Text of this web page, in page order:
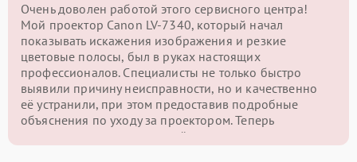
Очень доволен работой этого сервисного центра!
Мой проектор Canon LV-7340, который начал
показывать искажения изображения и резкие
цветовые полосы, был в руках настоящих
профессионалов. Специалисты не только быстро
выявили причину неисправности, но и качественно
её устранили, при этом предоставив подробные
объяснения по уходу за проектором. Теперь
картинка на экране снова чёткая и яркая, и я могу